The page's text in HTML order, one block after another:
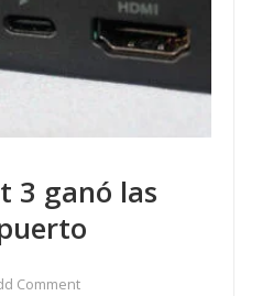
3 ganó las
Comment